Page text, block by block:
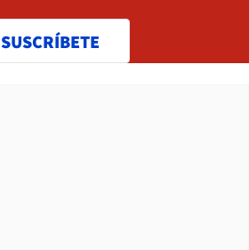
SUSCRÍBETE